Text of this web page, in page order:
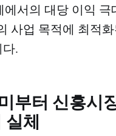
서의 대당 이익
사업 목적에 최적
.
부터 신흥시
실체